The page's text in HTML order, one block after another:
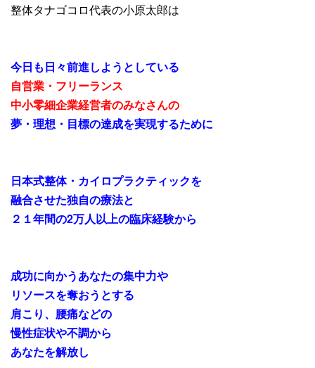
整体タナゴコロ代表の小原太郎は
今日も日々前進しようとしている
自営業・フリーランス
中小零細企業経営者のみなさんの
夢・理想・目標の達成を実現するために
日本式整体・カイロプラクティックを
融合させた独自の療法と
２１年間の2万人以上の臨床経験から
成功に向かうあなたの集中力や
リソースを奪おうとする
肩こり、腰痛などの
慢性症状や不調から
あなたを解放し